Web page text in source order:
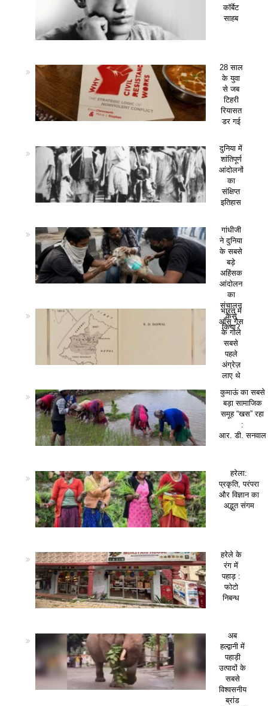
कॉर्बेट
साहब
28 साल
के युवा
से जब
टिहरी
रियासत
डर गई
दुनिया में
शांतिपूर्ण
आंदोलनों
का
संक्षिप्त
इतिहास
गांधीजी
ने दुनिया
के सबसे
बड़े
अहिंसक
आंदोलन
का
संचालन
कैसे
किया?
भारत में
आँसू गैस
के गोले
सबसे
पहले
अंग्रेज़
लाए थे
कुमाऊं का सबसे
बड़ा सामाजिक
समूह “खस” रहा
:
आर. डी. सनवाल
हरेला:
प्रकृति, परंपरा
और विज्ञान का
अद्भुत संगम
हरेले के
रंग में
पहाड़ :
फोटो
निबन्ध
अब
हल्द्वानी में
पहाड़ी
उत्पादों के
सबसे
विश्वसनीय
ब्रांड